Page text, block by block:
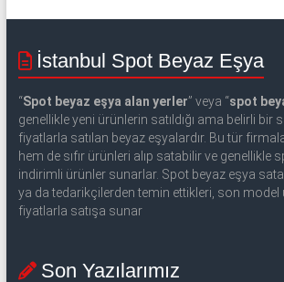
İstanbul Spot Beyaz Eşya
“Spot beyaz eşya alan yerler” veya “spot
genellikle yeni ürünlerin satıldığı ama belirli bir
fiyatlarla satılan beyaz eşyalardır. Bu tür
hem de sıfır ürünleri alıp satabilir ve genellikle
indirimli ürünler sunarlar. Spot beyaz eşya
ya da tedarikçilerden temin ettikleri, son model
fiyatlarla satışa sunar
Son Yazılarımız